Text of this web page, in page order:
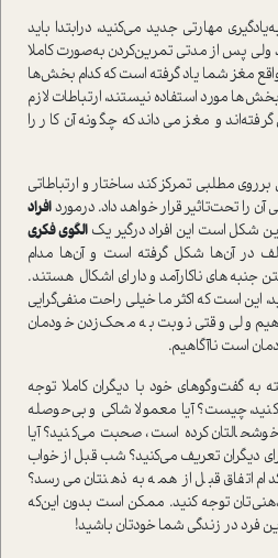
مهارتی جدید می‌کنید، درابتدا باید
ولی پس از مدتی تمرین‌کردن به‌صورت کاملا
مغز شما یاد گرفته ا‌ست که کدام بخش‌ها
مورد ا‌ستفاده نیستند، ارتباطات لازم
و مغز می‌داند که چگونه آن کار را
مطلبی تمرکز کند ساختار و ارتباطاتی
را تحت‌تاثیر قرار خواهد داد. درموردافراد
شکل ا‌ست این افراد درگیر یکالگوی فکری
در آن‌ها شکل گرفته ا‌ست و آن‌ها مدام
جنبه‌های ناکارآمد و دارای اشکال هستند‌.
این ا‌ست که اکثر ما خیلی راحت منفی‌گرایی
ولی وقتی نوبت به محک‌زدن خودمان
ا‌ست ناآگاهیم.
گفت‌وگوهای خود با دیگران کاملا توجه
چیست؟ آیا معمولا شاکی و بی‌حوصله
کرده ا‌ست، صحبت می‌کنید؟ آیا
دیگران تعریف می‌کنید؟ شب قبل از خواب
اتفاق قبل از همه به ذهنتان می‌رسد؟
توجه کنید. ممکن ا‌ست بدون این‌که
فرد در زندگی شما خودتان باشید!